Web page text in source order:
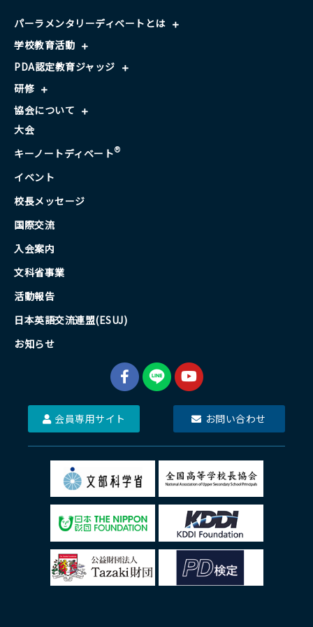
パーラメンタリーディベートとは
学校教育活動
PDA認定教育ジャッジ
研修
協会について
大会
キーノートディベート®
イベント
校長メッセージ
国際交流
入会案内
文科省事業
活動報告
日本英語交流連盟(ESUJ)
お知らせ
会員専用サイト お問い合わせ